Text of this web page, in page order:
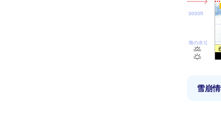
海の水位
3000ft
雪崩